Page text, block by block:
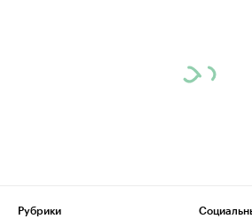
Рубрики